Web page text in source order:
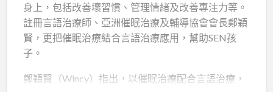
音樂活動：咚咚四圍打
咚咚四圍打
孩子拿著鼓棍，大人拿著鼓。先把鼓放在孩子前面，
讓他練習一下如何用鼓棍打鼓，之後大人把鼓與孩子
的距離拉遠，要孩子留意大人把鼓移到那裡才打下
身上，包括改善壞習慣、管理情緒及改善專注力等。
註冊言語治療師、亞洲催眠治療及輔導協會會長鄭穎
賢，更把催眠治療結合言語治療應用，幫助SEN孩
子。
鄭穎賢（Wincy）指出，以催眠治療配合言語治療，